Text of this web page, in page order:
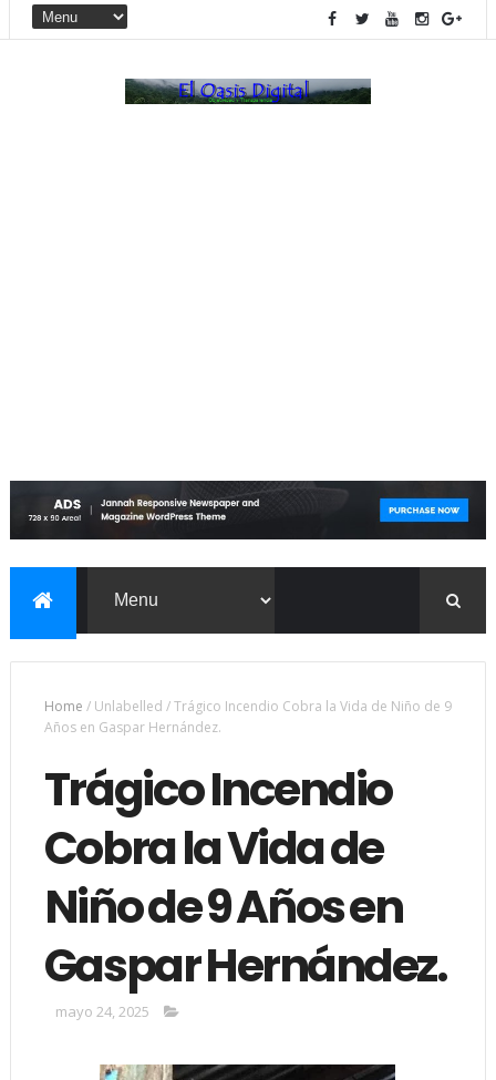
Home /Unlabelled /Trágico Incendio Cobra la Vida de Niño de 9
Años en Gaspar Hernández.
Trágico Incendio
Cobra la Vida de
Niño de 9 Años en
Gaspar Hernández.
mayo 24, 2025